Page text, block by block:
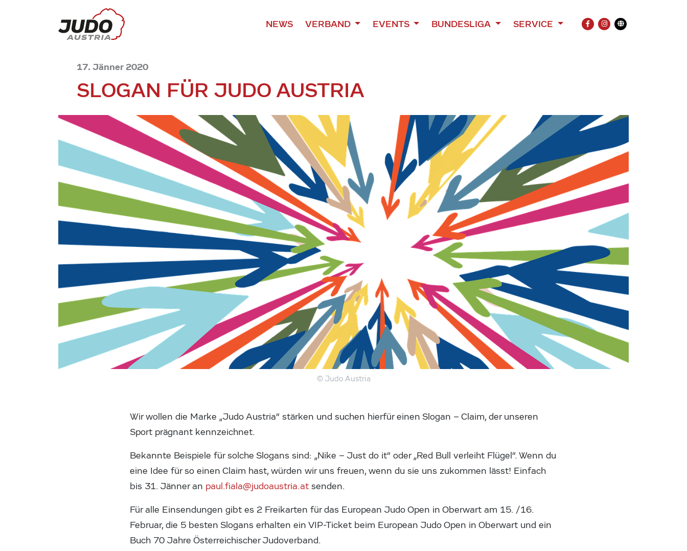
NEWS VERBAND EVENTS BUNDESLIGA SERVICE
FACEBOOK
INSTAGRAM
Übersetzung
17. Jänner 2020
SLOGAN FÜR JUDO AUSTRIA
© Judo Austria
Wir wollen die Marke „Judo Austria“ stärken und suchen hierfür einen Slogan – Claim, der unseren
Sport prägnant kennzeichnet.
Bekannte Beispiele für solche Slogans sind: „Nike – Just do it“ oder „Red Bull verleiht Flügel“. Wenn du
eine Idee für so einen Claim hast, würden wir uns freuen, wenn du sie uns zukommen lässt! Einfach
bis 31. Jänner an paul.fiala@judoaustria.at senden.
Für alle Einsendungen gibt es 2 Freikarten für das European Judo Open in Oberwart am 15. /16.
Februar, die 5 besten Slogans erhalten ein VIP-Ticket beim European Judo Open in Oberwart und ein
Buch 70 Jahre Österreichischer Judoverband.